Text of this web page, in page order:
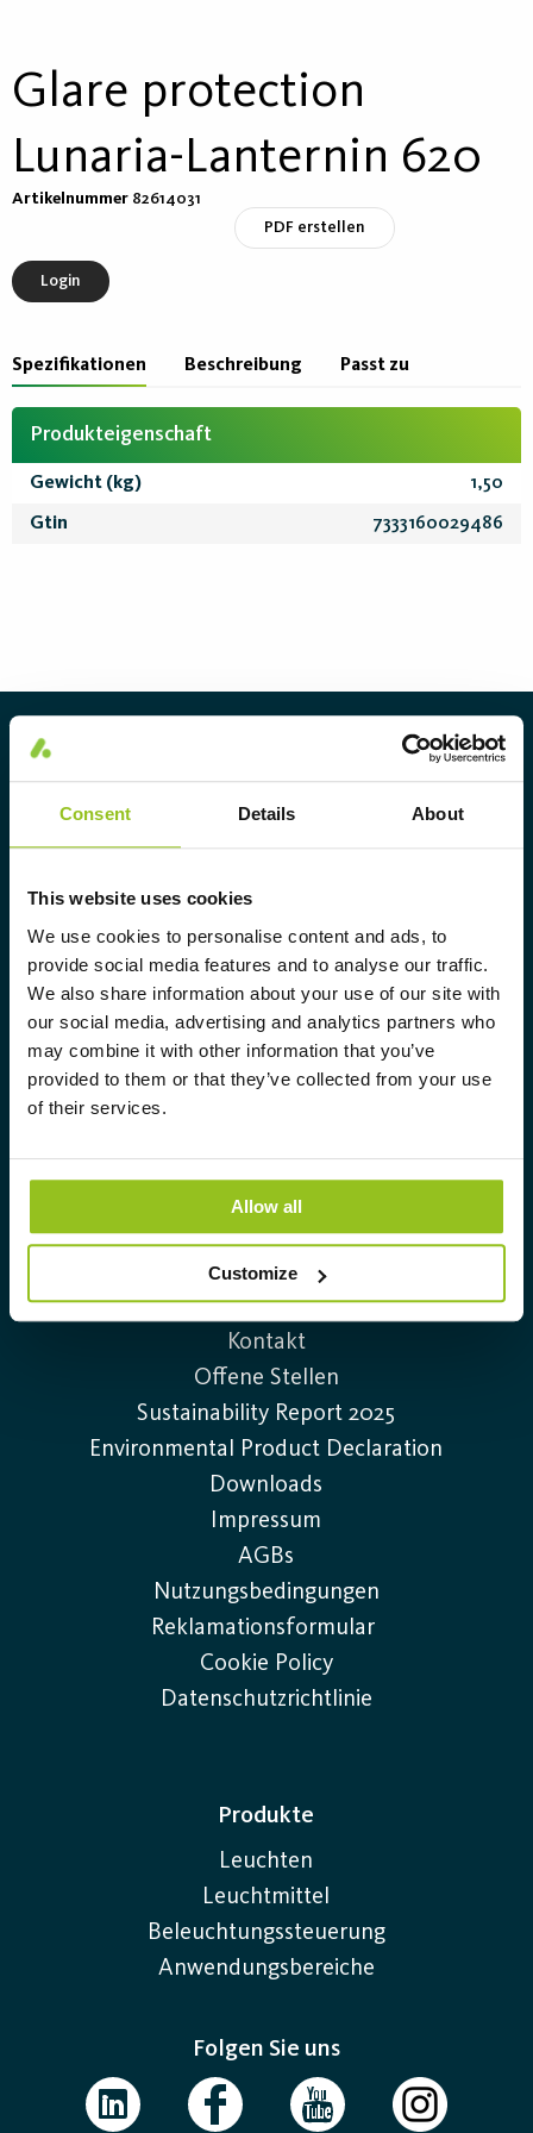
Consent Details About
This website uses cookies
We use cookies to personalise content and ads, to
provide social media features and to analyse our traffic.
We also share information about your use of our site with
our social media, advertising and analytics partners who
may combine it with other information that you’ve
provided to them or that they’ve collected from your use
of their services.
Allow all
Customize
Glare protection
Lunaria-Lanternin 620
Artikelnummer 82614031
PDF erstellen
Login
Spezifikationen Beschreibung Passt zu
Produkteigenschaft
Gewicht (kg) 1,50
Gtin 7333160029486
Aura Light wurde 1930 unter dem
Namen LUMAlampan gegründet.
im Bereich Beleuchtung
weiterentwickelt und bieten
ausschließlich gewerblichen
Kunden heute ein komplettes
Sortiment an maßgeschneiderten,
hochtechnologischen und nachhaltigen
Beleuchtungslösungen.
+49 (0)40-75 66 34 0
Information
Kontakt
Offene Stellen
Sustainability Report 2025
Environmental Product Declaration
Downloads
Impressum
AGBs
Nutzungsbedingungen
Reklamationsformular
Cookie Policy
Datenschutzrichtlinie
Produkte
Leuchten
Leuchtmittel
Beleuchtungssteuerung
Anwendungsbereiche
Folgen Sie uns